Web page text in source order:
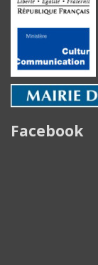
Facebook